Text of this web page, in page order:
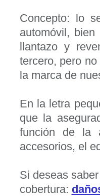
Concepto: lo
automóvil,
llantazo y
tercero, pero
la marca de
En la letra
que la
función de la
accesorios, el
Si deseas
cobertura: